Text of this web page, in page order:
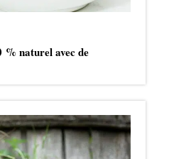
naturel avec de